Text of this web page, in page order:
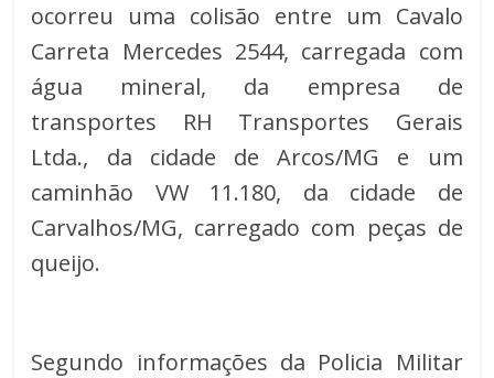
ocorreu uma colisão entre um Cavalo
Carreta Mercedes 2544, carregada com
água mineral, da empresa de
transportes RH Transportes Gerais
Ltda., da cidade de Arcos/MG e um
caminhão VW 11.180, da cidade de
Carvalhos/MG, carregado com peças de
queijo.
Segundo informações da Policia Militar